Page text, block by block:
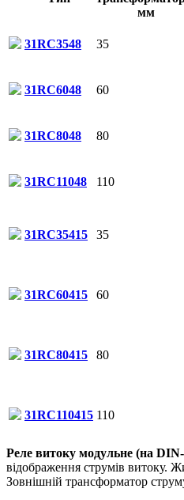
мм
31RC3548 35
31RC6048 60
31RC8048 80
31RC11048 110
31RC35415 35
31RC60415 60
31RC80415 80
31RC110415 110
Реле витоку модульне (на
відображення струмів
Зовнішній трансформатор